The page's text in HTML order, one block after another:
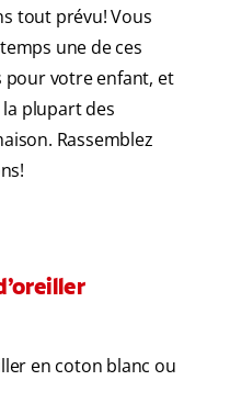
tout prévu! Vous
une de ces
pour votre enfant, et
plupart des
Rassemblez
en coton blanc ou